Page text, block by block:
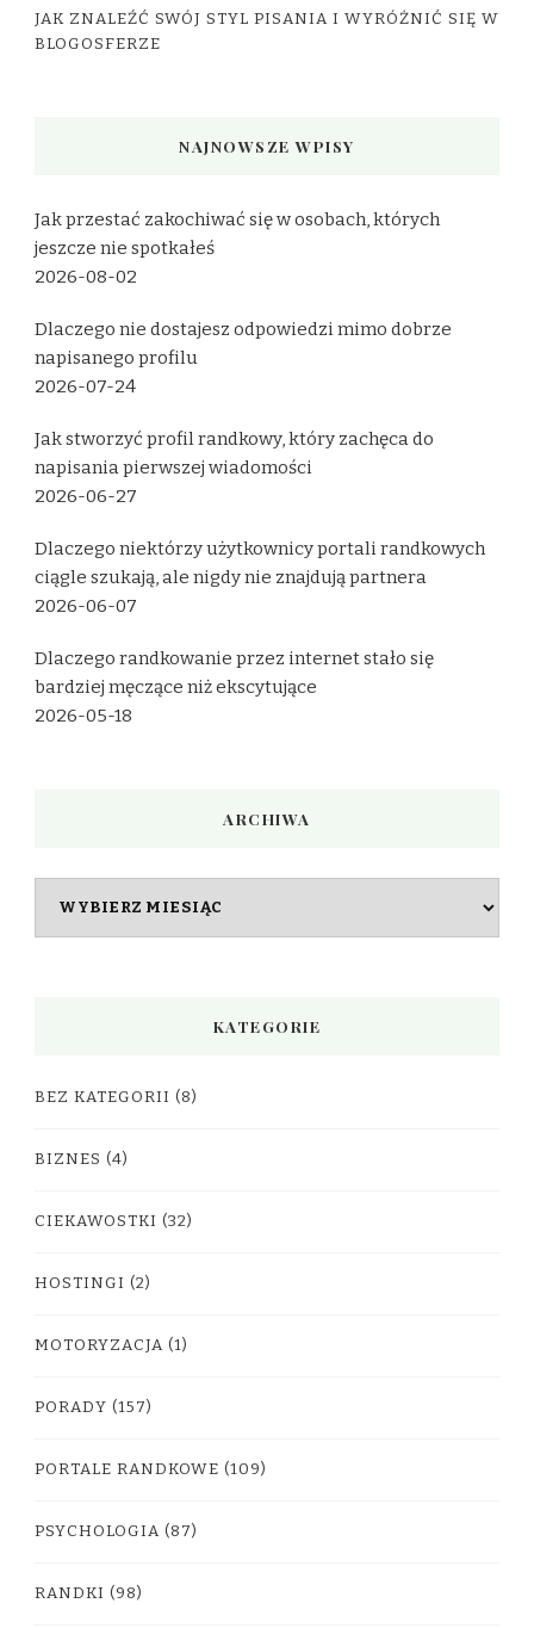
JAK ZNALEŹĆ SWÓJ STYL PISANIA I WYRÓŻNIĆ SIĘ W
BLOGOSFERZE
NAJNOWSZE WPISY
Jak przestać zakochiwać się w osobach, których
jeszcze nie spotkałeś
2026-08-02
Dlaczego nie dostajesz odpowiedzi mimo dobrze
napisanego profilu
2026-07-24
Jak stworzyć profil randkowy, który zachęca do
napisania pierwszej wiadomości
2026-06-27
Dlaczego niektórzy użytkownicy portali randkowych
ciągle szukają, ale nigdy nie znajdują partnera
2026-06-07
Dlaczego randkowanie przez internet stało się
bardziej męczące niż ekscytujące
2026-05-18
ARCHIWA
KATEGORIE
BEZ KATEGORII (8)
BIZNES (4)
CIEKAWOSTKI (32)
HOSTINGI (2)
MOTORYZACJA (1)
PORADY (157)
PORTALE RANDKOWE (109)
PSYCHOLOGIA (87)
RANDKI (98)